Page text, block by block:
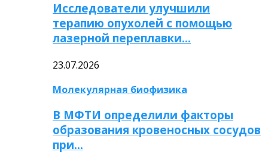
Исследователи улучшили
терапию опухолей с помощью
лазерной переплавки…
23.07.2026
Молекулярная биофизика
В МФТИ определили факторы
образования кровеносных сосудов
при…